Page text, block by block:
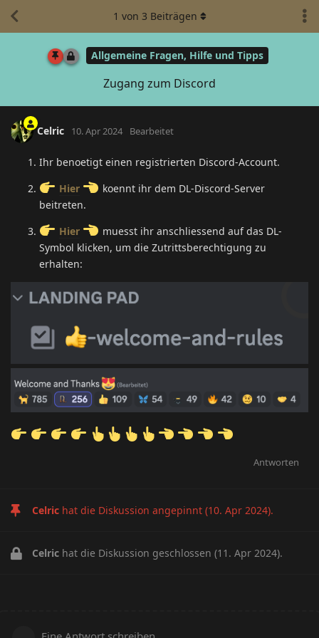
Allgemeine Fragen, Hilfe und Tipps
Zugang zum Discord
1 von 3 Beiträgen
Celric 10. Apr 2024 Bearbeitet
Ihr benoetigt einen registrierten Discord-Account.
Hier
koennt ihr dem DL-Discord-Server
beitreten.
Hier
muesst ihr anschliessend auf das DL-
Symbol klicken, um die Zutrittsberechtigung zu
erhalten:
Antworten
Celric hat die Diskussion angepinnt (10. Apr 2024).
Celric hat die Diskussion geschlossen (11. Apr 2024).